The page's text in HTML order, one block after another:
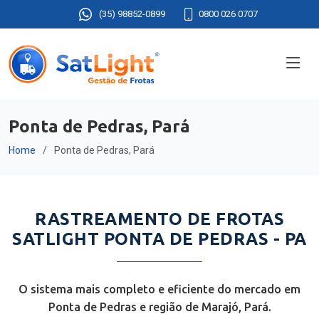
(35) 98852-0899 0800 026 0707
Ponta de Pedras, Pará
Home Ponta de Pedras, Pará
RASTREAMENTO DE FROTAS
SATLIGHT PONTA DE PEDRAS - PA
O sistema mais completo e eficiente do mercado em
Ponta de Pedras e região de Marajó, Pará.